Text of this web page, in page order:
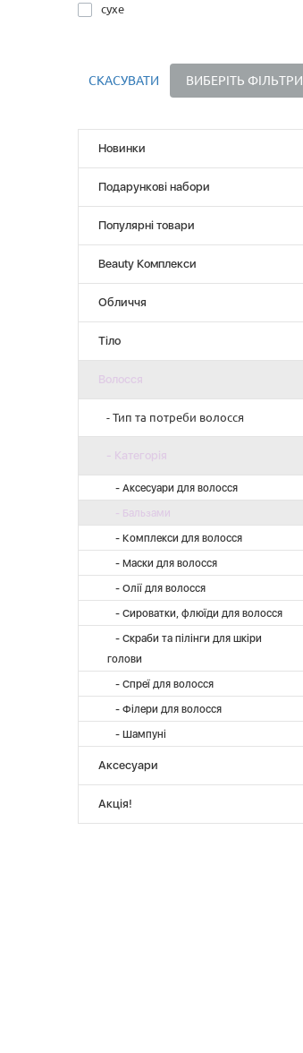
сухе
СКАСУВАТИ ВИБЕРІТЬ ФІЛЬТРИ
Новинки
Подарункові набори
Популярні товари
Beauty Комплекси
Обличчя
Тіло
Волосся
- Тип та потреби волосся
- Живлення та відновлення
- Жирне
- Зволоження
- Комбіноване
- Ріст та укріплення
- Сухе
- Фарбоване
- Категорія
- Аксесуари для волосся
- Бальзами
- Комплекси для волосся
- Маски для волосся
- Олії для волосся
- Сироватки, флюїди для волосся
- Скраби та пілінги для шкіри
голови
- Спреї для волосся
- Філери для волосся
- Шампуні
Аксесуари
Акція!